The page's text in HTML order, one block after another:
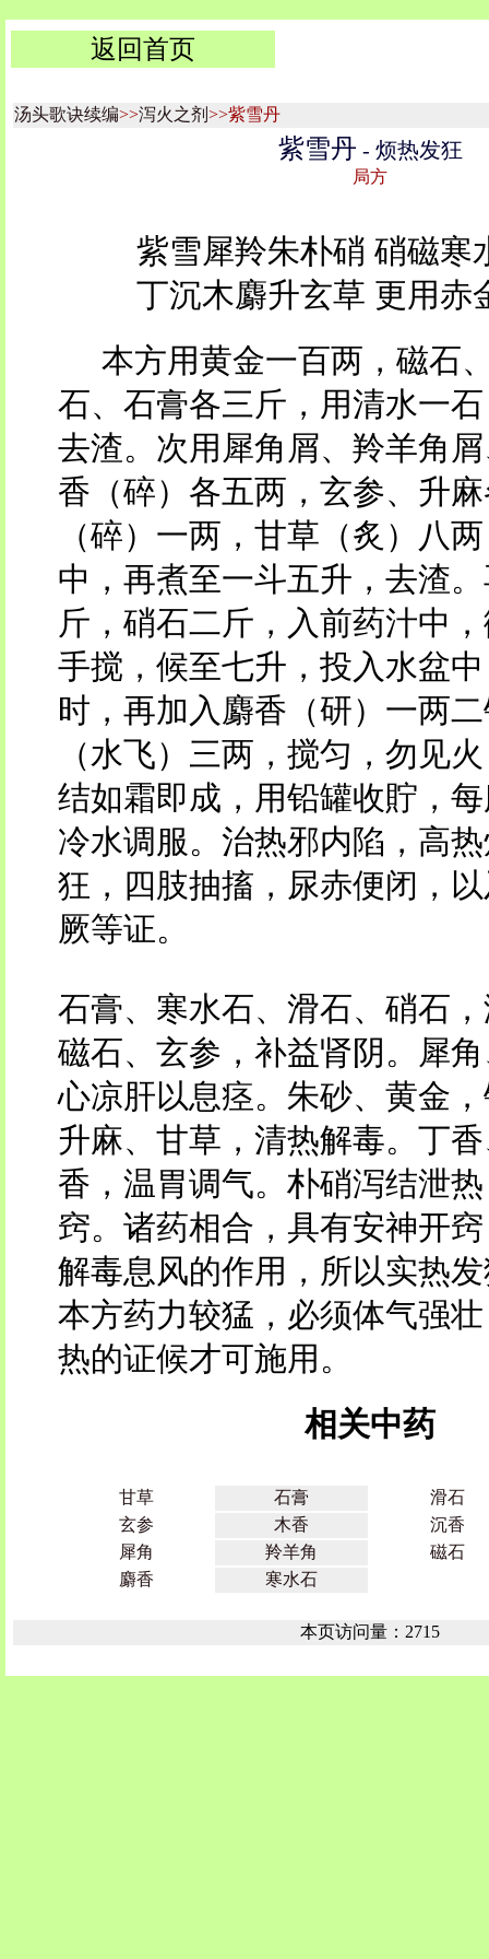
返回首页
汤头歌诀续编>>泻火之剂 >>紫雪丹
紫雪丹 - 烦热发狂
局方
紫雪犀羚朱朴硝 硝磁寒
丁沉木麝升玄草 更用赤
本方用黄金一百两，磁石
石、石膏各三斤，用清水一
去渣。次用犀角屑、羚羊角
香（碎）各五两，玄参、升
（碎）一两，甘草（炙）八
中，再煮至一斗五升，去渣
斤，硝石二斤，入前药汁中
手搅，候至七升，投入水盆
时，再加入麝香（研）一两
（水飞）三两，搅匀，勿见
结如霜即成，用铅罐收貯，
冷水调服。治热邪内陷，高
狂，四肢抽搐，尿赤便闭，
厥等证。
石膏、寒水石、滑石、硝石
磁石、玄参，补益肾阴。犀
心凉肝以息痉。朱砂、黄金
升麻、甘草，清热解毒。丁
香，温胃调气。朴硝泻结泄
窍。诸药相合，具有安神开
解毒息风的作用，所以实热
本方药力较猛，必须体气强
热的证候才可施用。
相关中药
甘草 石膏
滑石
玄参
木香
沉香
犀角
羚羊角
磁石
麝香
寒水石
本页访问量：2715